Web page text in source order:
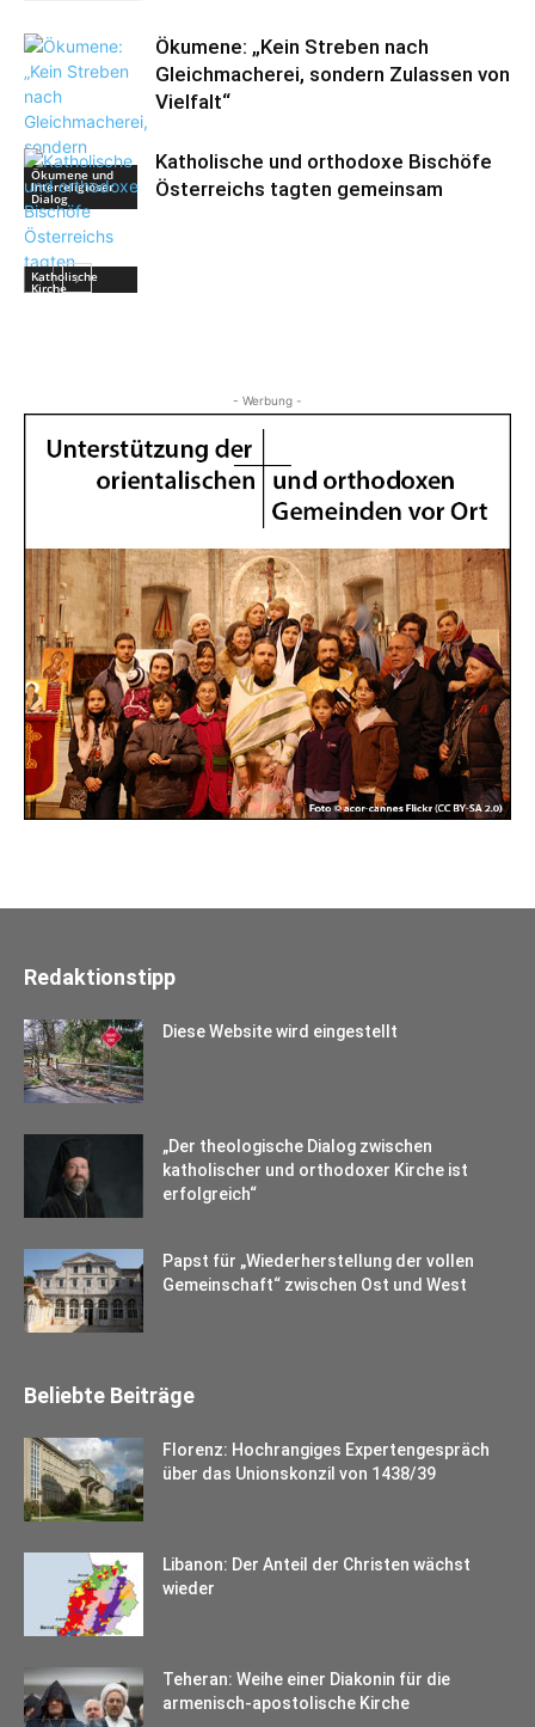
Ökumene und
Interreligiöser
Dialog
Ökumene: „Kein Streben nach
Gleichmacherei, sondern Zulassen von
Vielfalt“
Katholische
Kirche
Katholische und orthodoxe Bischöfe
Österreichs tagten gemeinsam
- Werbung -
Redaktionstipp
Diese Website wird eingestellt
„Der theologische Dialog zwischen
katholischer und orthodoxer Kirche ist
erfolgreich“
Papst für „Wiederherstellung der vollen
Gemeinschaft“ zwischen Ost und West
Beliebte Beiträge
Florenz: Hochrangiges Expertengespräch
über das Unionskonzil von 1438/39
Libanon: Der Anteil der Christen wächst
wieder
Teheran: Weihe einer Diakonin für die
armenisch-apostolische Kirche